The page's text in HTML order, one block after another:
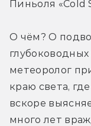
Пиньоля «Cold
О чём? О
глубоководных
метеоролог
краю света,
вскоре
много лет